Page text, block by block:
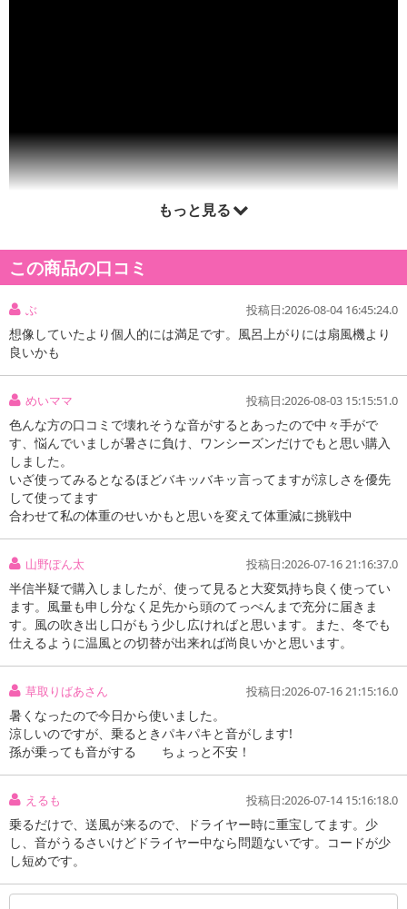
もっと見る
この商品の口コミ
ぶ 投稿日:2026-08-04 16:45:24.0
想像していたより個人的には満足です。風呂上がりには扇風機より
良いかも
めいママ 投稿日:2026-08-03 15:15:51.0
色んな方の口コミで壊れそうな音がするとあったので中々手がで
す、悩んでいましが暑さに負け、ワンシーズンだけでもと思い購入
しました。
いざ使ってみるとなるほどバキッバキッ言ってますが涼しさを優先
して使ってます
合わせて私の体重のせいかもと思いを変えて体重減に挑戦中
山野ぽん太 投稿日:2026-07-16 21:16:37.0
半信半疑で購入しましたが、使って見ると大変気持ち良く使ってい
ます。風量も申し分なく足先から頭のてっぺんまで充分に届きま
す。風の吹き出し口がもう少し広ければと思います。また、冬でも
仕えるように温風との切替が出来れば尚良いかと思います。
草取りばあさん 投稿日:2026-07-16 21:15:16.0
暑くなったので今日から使いました。
涼しいのですが、乗るときパキパキと音がします!
孫が乗っても音がする ちょっと不安！
えるも 投稿日:2026-07-14 15:16:18.0
乗るだけで、送風が来るので、ドライヤー時に重宝してます。少
し、音がうるさいけどドライヤー中なら問題ないです。コードが少
し短めです。